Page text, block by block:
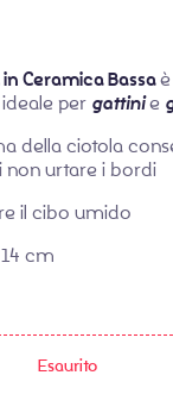
Ceramica Bassa
per gattinie
della ciotola
non urtare i bordi
il cibo umido
cm
Esaurito